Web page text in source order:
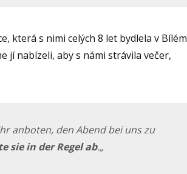
která s nimi celých 8 let bydlela v Bílém
jí nabízeli, aby s námi strávila večer,
anboten, den Abend bei uns zu
sie in der Regel ab.„